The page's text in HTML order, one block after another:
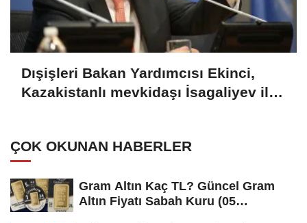
Dışişleri Bakan Yardımcısı Ekinci,
Kazakistanlı mevkidaşı İsagaliyev ile
ÇOK OKUNAN HABERLER
Gram Altın Kaç TL? Güncel Gram
Altın Fiyatı Sabah Kuru (05